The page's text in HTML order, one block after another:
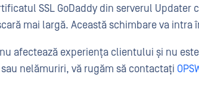
SSL GoDaddy din serverul Updater
mai largă. Această schimbare va intra
afectează experiența clientului și nu
nelămuriri, vă rugăm să contactați